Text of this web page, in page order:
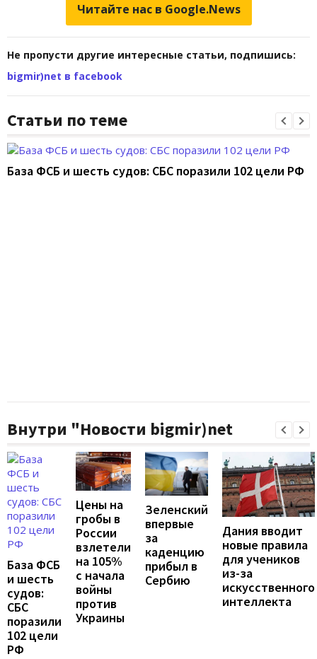
Читайте нас в Google.News
Не пропусти другие интересные статьи, подпишись:
bigmir)net в facebook
Статьи по теме
База ФСБ и шесть судов: СБС поразили 102 цели РФ
Внутри "Новости bigmir)net
База ФСБ
и шесть
судов:
СБС
поразили
102 цели
РФ
Цены на
гробы в
России
взлетели
на 105%
с начала
войны
против
Украины
Зеленский
впервые
за
каденцию
прибыл в
Сербию
Дания вводит
новые правила
для учеников
из-за
искусственного
интеллекта